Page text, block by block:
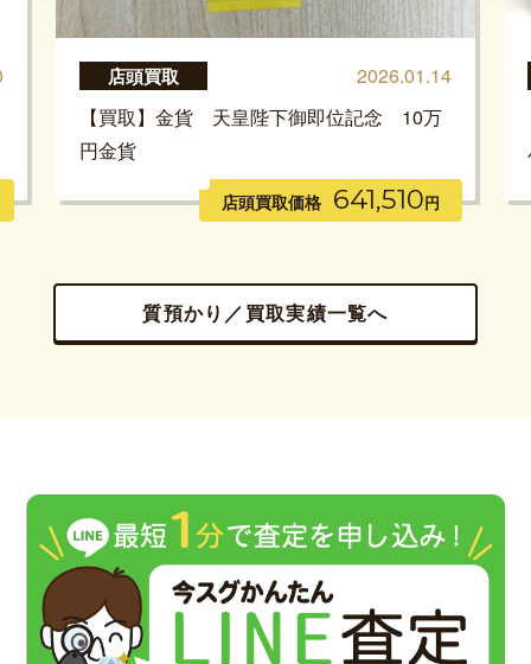
店頭買取
2026.01.14
【買取】金貨 天皇陛下御即位記念 10万
円金貨
店頭買取価格 641,510円
質預かり／買取実績一覧へ